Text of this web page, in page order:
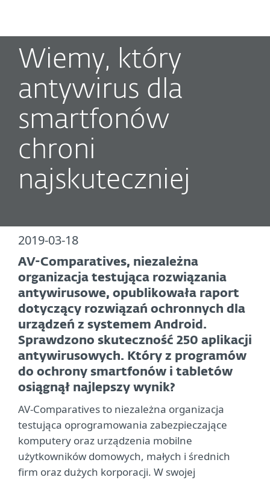
Wiemy, który
antywirus dla
smartfonów
chroni
najskuteczniej
2019-03-18
AV-Comparatives, niezależna
organizacja testująca rozwiązania
antywirusowe, opublikowała raport
dotyczący rozwiązań ochronnych dla
urządzeń z systemem Android.
Sprawdzono skuteczność 250 aplikacji
antywirusowych. Który z programów
do ochrony smartfonów i tabletów
osiągnął najlepszy wynik?
AV-Comparatives to niezależna organizacja
testująca oprogramowania zabezpieczające
komputery oraz urządzenia mobilne
użytkowników domowych, małych i średnich
firm oraz dużych korporacji. W swojej